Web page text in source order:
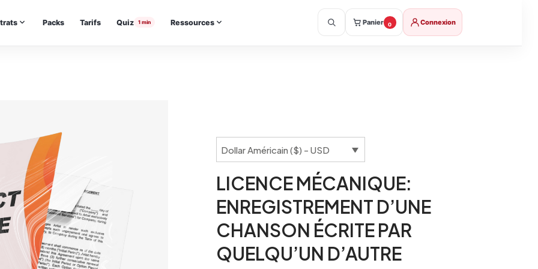
Packs Tarifs Quiz 1 min Ressources Panier 0 Connexion
Dollar Américain ($) - USD
LICENCE MÉCANIQUE:
ENREGISTREMENT D’UNE
CHANSON ÉCRITE PAR
QUELQU’UN D’AUTRE